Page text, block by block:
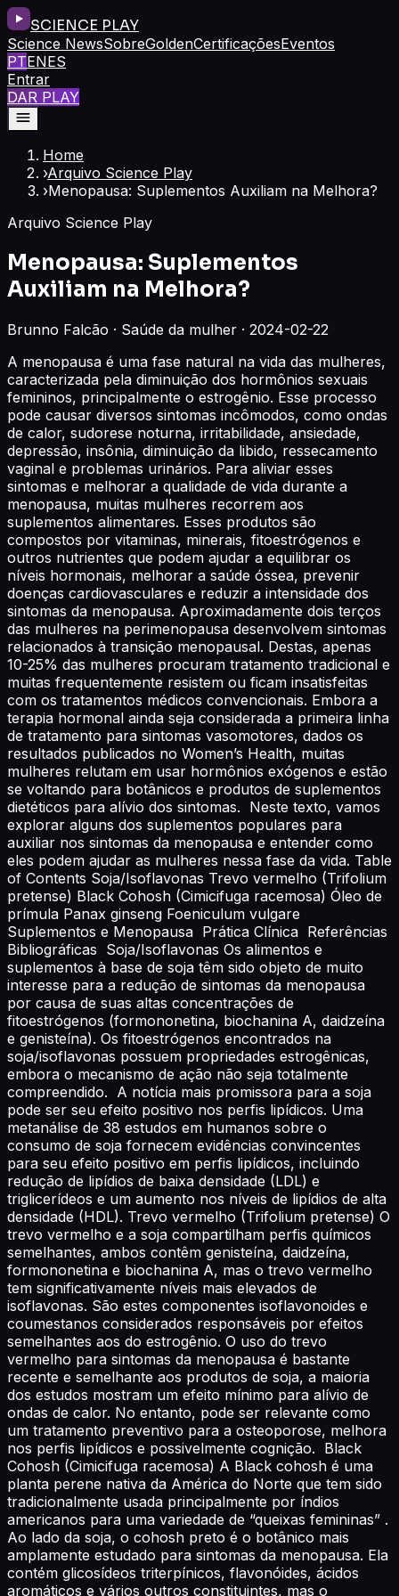
SCIENCE PLAY
Science NewsSobreGoldenCertificaçõesEventos
PTENES
Entrar
DAR PLAY
Home
›Arquivo Science Play
›Menopausa: Suplementos Auxiliam na Melhora?
Arquivo Science Play
Menopausa: Suplementos
Auxiliam na Melhora?
Brunno Falcão · Saúde da mulher · 2024-02-22
A menopausa é uma fase natural na vida das mulheres,
caracterizada pela diminuição dos hormônios sexuais
femininos, principalmente o estrogênio. Esse processo
pode causar diversos sintomas incômodos, como ondas
de calor, sudorese noturna, irritabilidade, ansiedade,
depressão, insônia, diminuição da libido, ressecamento
vaginal e problemas urinários. Para aliviar esses
sintomas e melhorar a qualidade de vida durante a
menopausa, muitas mulheres recorrem aos
suplementos alimentares. Esses produtos são
compostos por vitaminas, minerais, fitoestrógenos e
outros nutrientes que podem ajudar a equilibrar os
níveis hormonais, melhorar a saúde óssea, prevenir
doenças cardiovasculares e reduzir a intensidade dos
sintomas da menopausa. Aproximadamente dois terços
das mulheres na perimenopausa desenvolvem sintomas
relacionados à transição menopausal. Destas, apenas
10-25% das mulheres procuram tratamento tradicional e
muitas frequentemente resistem ou ficam insatisfeitas
com os tratamentos médicos convencionais. Embora a
terapia hormonal ainda seja considerada a primeira linha
de tratamento para sintomas vasomotores, dados os
resultados publicados no Women’s Health, muitas
mulheres relutam em usar hormônios exógenos e estão
se voltando para botânicos e produtos de suplementos
dietéticos para alívio dos sintomas. Neste texto, vamos
explorar alguns dos suplementos populares para
auxiliar nos sintomas da menopausa e entender como
eles podem ajudar as mulheres nessa fase da vida. Table
of Contents Soja/Isoflavonas Trevo vermelho (Trifolium
pretense) Black Cohosh (Cimicifuga racemosa) Óleo de
prímula Panax ginseng Foeniculum vulgare
Suplementos e Menopausa Prática Clínica Referências
Bibliográficas Soja/Isoflavonas Os alimentos e
suplementos à base de soja têm sido objeto de muito
interesse para a redução de sintomas da menopausa
por causa de suas altas concentrações de
fitoestrógenos (formononetina, biochanina A, daidzeína
e genisteína). Os fitoestrógenos encontrados na
soja/isoflavonas possuem propriedades estrogênicas,
embora o mecanismo de ação não seja totalmente
compreendido. A notícia mais promissora para a soja
pode ser seu efeito positivo nos perfis lipídicos. Uma
metanálise de 38 estudos em humanos sobre o
consumo de soja fornecem evidências convincentes
para seu efeito positivo em perfis lipídicos, incluindo
redução de lipídios de baixa densidade (LDL) e
triglicerídeos e um aumento nos níveis de lipídios de alta
densidade (HDL). Trevo vermelho (Trifolium pretense) O
trevo vermelho e a soja compartilham perfis químicos
semelhantes, ambos contêm genisteína, daidzeína,
formononetina e biochanina A, mas o trevo vermelho
tem significativamente níveis mais elevados de
isoflavonas. São estes componentes isoflavonoides e
coumestanos considerados responsáveis por efeitos
semelhantes aos do estrogênio. O uso do trevo
vermelho para sintomas da menopausa é bastante
recente e semelhante aos produtos de soja, a maioria
dos estudos mostram um efeito mínimo para alívio de
ondas de calor. No entanto, pode ser relevante como
um tratamento preventivo para a osteoporose, melhora
nos perfis lipídicos e possivelmente cognição. Black
Cohosh (Cimicifuga racemosa) A Black cohosh é uma
planta perene nativa da América do Norte que tem sido
tradicionalmente usada principalmente por índios
americanos para uma variedade de “queixas femininas” .
Ao lado da soja, o cohosh preto é o botânico mais
amplamente estudado para sintomas da menopausa. Ela
contém glicosídeos triterpínicos, flavonóides, ácidos
aromáticos e vários outros constituintes, mas o